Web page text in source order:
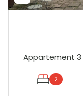
2